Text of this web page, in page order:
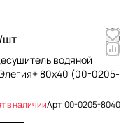
шт
водяной
80x40 (00-0205-
в наличииАрт.00-0205-8040